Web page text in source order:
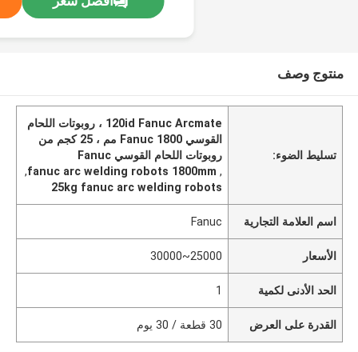
منتوج وصف
تسليط الضوء:
120id Fanuc Arcmate ، روبوتات اللحام
القوسي Fanuc 1800 مم ، 25 كجم من
روبوتات اللحام القوسي Fanuc
,
fanuc arc welding robots 1800mm
,
25kg fanuc arc welding robots
اسم العلامة التجارية Fanuc
الأسعار 25000~30000
الحد الأدنى لكمية 1
القدرة على العرض 30 قطعة / 30 يوم